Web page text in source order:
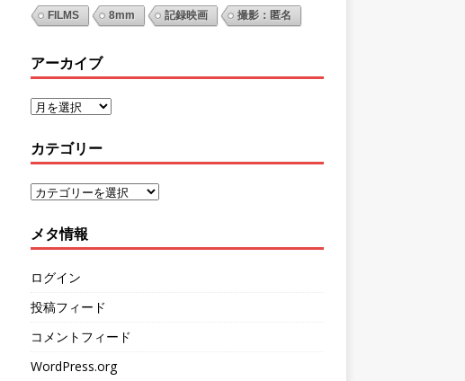
FILMS 8mm 記録映画 撮影：匿名
アーカイブ
カテゴリー
メタ情報
ログイン
投稿フィード
コメントフィード
WordPress.org